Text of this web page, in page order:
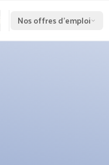
Nos offres d'emploi